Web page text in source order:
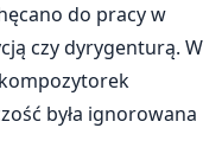
do pracy w
czy dyrygenturą. W
była ignorowana